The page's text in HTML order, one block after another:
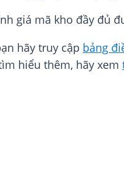
giá mã kho đầy đủ
hãy truy cập bảng
hiểu thêm, hãy xem